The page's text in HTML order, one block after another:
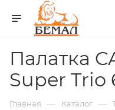
Палатка
Super Trio
Главная — Каталог —